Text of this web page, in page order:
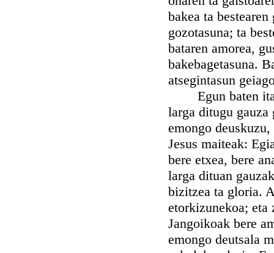
bakea ta
gozotasuna; ta
bataren amorea,
bakebagetasuna.
atsegintasun
Egun baten
larga ditugu
emongo
Jesus maiteak:
bere etxea, bere
larga dituan
bizitzea ta gloria.
etorkizunekoa; eta
Jangoikoak bere
emongo deutsala